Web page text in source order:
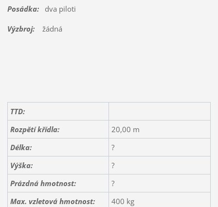
Posádka:dva piloti
Výzbroj:žádná
TTD:
Rozpětí křídla:
20,00 m
Délka:
?
Výška:
?
Prázdná hmotnost:
?
Max. vzletová hmotnost:
400 kg